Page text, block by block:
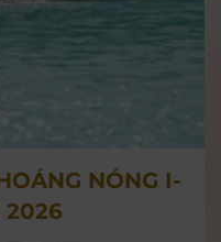
NÓNG I-
2026